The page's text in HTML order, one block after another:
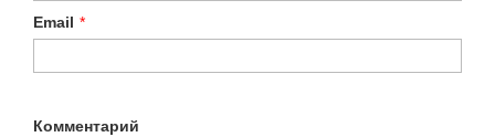
Email *
Комментарий